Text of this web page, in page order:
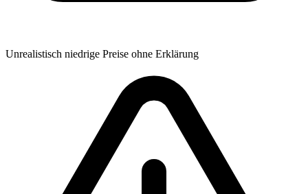
Unrealistisch niedrige Preise ohne Erklärung